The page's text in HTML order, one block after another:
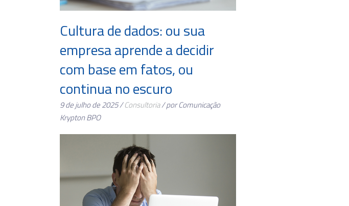
Cultura de dados: ou sua
empresa aprende a decidir
com base em fatos, ou
continua no escuro
9 de julho de 2025 /Consultoria/ por Comunicação
Krypton BPO